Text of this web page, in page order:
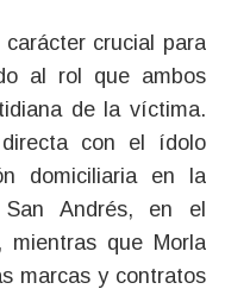
crucial para
al rol que ambos
de la víctima.
con el ídolo
domiciliaria en la
Andrés, en el
mientras que Morla
marcas y contratos